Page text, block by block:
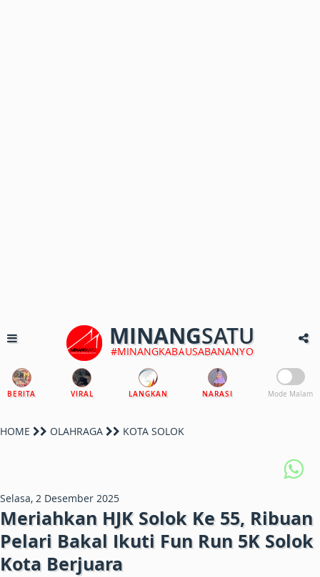
MINANGSATU
#MINANGKABAUSABANANYO
BERITA VIRAL LANGKAN NARASI Mode Malam
HOME OLAHRAGA KOTA SOLOK
Selasa, 2 Desember 2025
Meriahkan HJK Solok Ke 55, Ribuan
Pelari Bakal Ikuti Fun Run 5K Solok
Kota Berjuara